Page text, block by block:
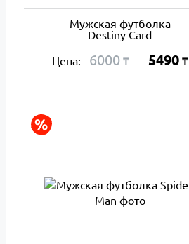
Мужская футболка
Destiny Card
Цена: 6000₸ 5490 ₸